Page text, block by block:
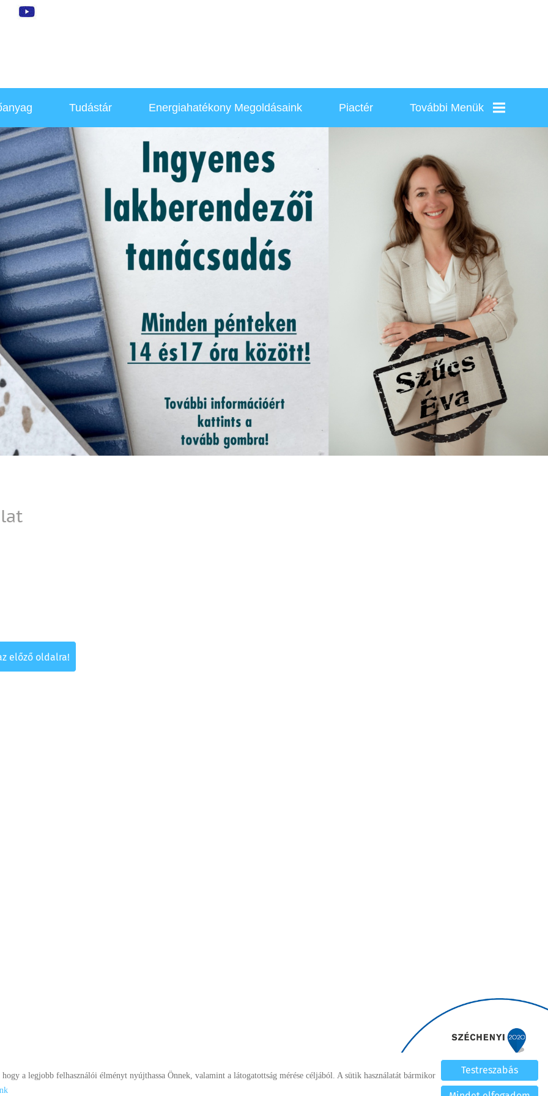
Tudástár
Hírek, Újdonságok
Otthonfelújítás
Környezettudatosság
Akció
Gépészet
Fürdőszoba
Inspirációk
Energiahatékony Megoldásaink
Klíma Telepítők
Piactér További Menük
Kapcsolat
Karrier
Szolgáltatások
Letöltések
Pályázatok
Galéria
előző oldalra!
Testreszabás
a legjobb felhasználói élményt nyújthassa Önnek, valamint a látogatottság mérése céljából. A sütik használatát bármikor